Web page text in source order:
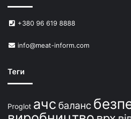
й
У
р
ї
+380 96 619 8888
info@meat-inform.com
Теги
Proglot ачс баланс